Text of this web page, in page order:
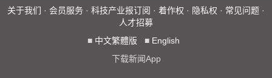
关于我们 · 会员服务 · 科技产业报订阅 · 着作权 · 隐私权 · 常见问题 ·
人才招募
■ 中文繁體版 ■ English
下载新闻App